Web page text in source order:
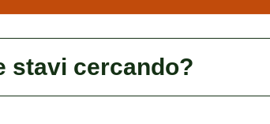
stavi cercando?